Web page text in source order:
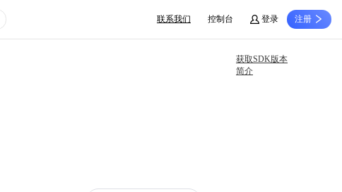
联系我们 控制台 登录 注册
获取SDK版本
简介